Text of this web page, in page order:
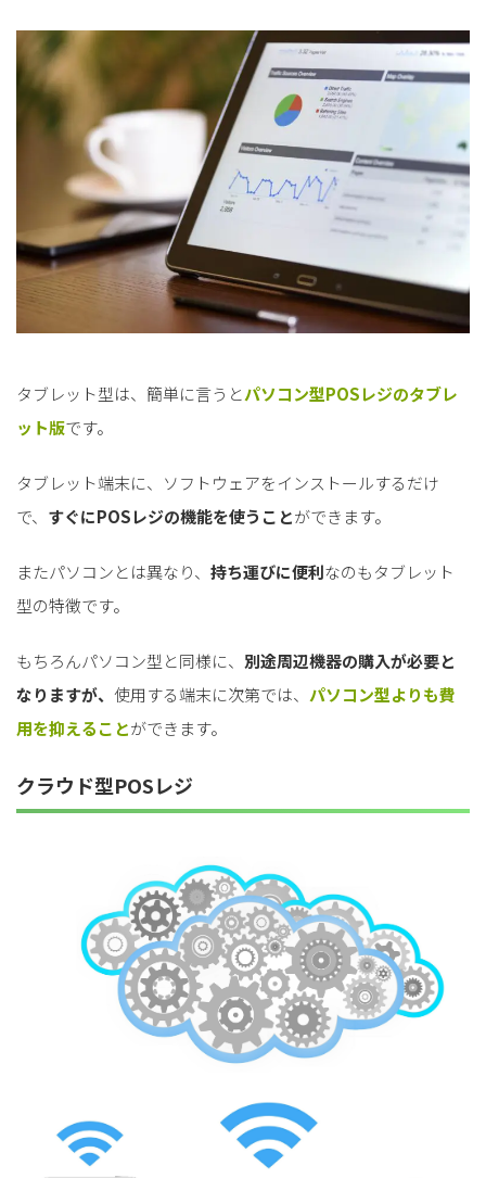
タブレット型は、簡単に言うとパソコン型POSレジのタブレ
ット版です。
タブレット端末に、ソフトウェアをインストールするだけ
で、 すぐにPOSレジの機能を使うことができます。
またパソコンとは異なり、 持ち運びに便利なのもタブレット
型の特徴です。
もちろんパソコン型と同様に、 別途周辺機器の購入が必要と
なりますが、 使用する端末に次第では、 パソコン型よりも費
用を抑えることができます。
クラウド型POSレジ